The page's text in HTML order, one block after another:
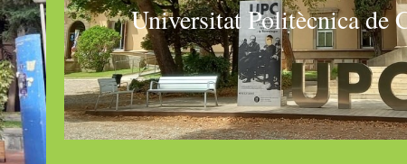
Universitat Politècnica de